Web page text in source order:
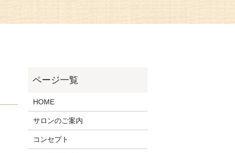
HOME
サロンのご案内
コンセプト